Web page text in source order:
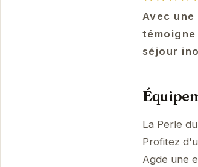
Avec
séjour
La Perle
Profitez
Agde une